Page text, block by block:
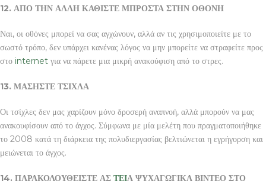
12. ΑΠΟ ΤΗΝ ΑΛΛΗ ΚΑΘΙΣΤΕ ΜΠΡΟΣΤΑ ΣΤΗΝ ΟΘΟΝΗ
Ναι, οι οθόνες μπορεί να σας αγχώνουν, αλλά αν τις χρησιμοποιείτε με το
σωστό τρόπο, δεν υπάρχει κανένας λόγος να μην μπορείτε να στραφείτε προς
στο internet για να πάρετε μια μικρή ανακούφιση από το στρες.
13. ΜΑΣΗΣΤΕ ΤΣΙΧΛΑ
Οι τσίχλες δεν μας χαρίζουν μόνο δροσερή αναπνοή, αλλά μπορούν να μας
ανακουφίσουν από το άγχος. Σύμφωνα με μία μελέτη που πραγματοποιήθηκε
το 2008 κατά τη διάρκεια της πολυδιεργασίας βελτιώνεται η εγρήγορση και
μειώνεται το άγχος.
14. ΠΑΡΑΚΟΛΟΥΘΕΙΣΤΕ ΑΣ ΤΕΙΑ ΨΥΧΑΓΩΓΙΚΑ ΒΙΝΤΕΟ ΣΤΟ